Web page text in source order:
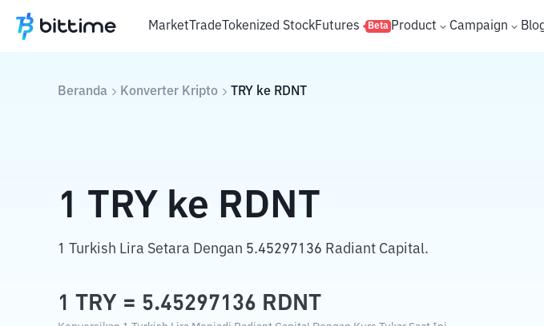
MarketTradeTokenized StockFutures Beta Product Campaign
Beranda Konverter Kripto TRY ke RDNT
1 TRY ke RDNT
1 Turkish Lira Setara Dengan 5.45297136 Radiant Capital.
1 TRY = 5.45297136 RDNT